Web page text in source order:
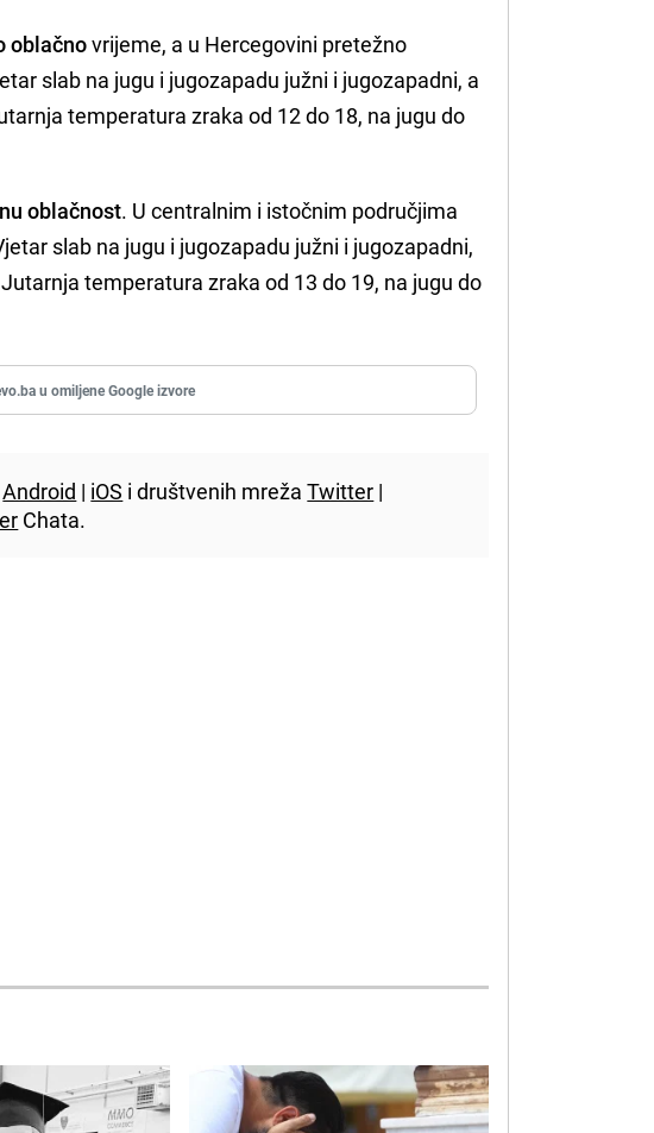
oblačnovrijeme, a u Hercegovini pretežno
slab na jugu i jugozapadu južni i jugozapadni, a
temperatura zraka od 12 do 18, na jugu do
oblačnost. U centralnim i istočnim područjima
slab na jugu i jugozapadu južni i jugozapadni,
temperatura zraka od 13 do 19, na jugu do
u omiljene Google izvore
Android | iOS i društvenih mrežaTwitter |
Chata.